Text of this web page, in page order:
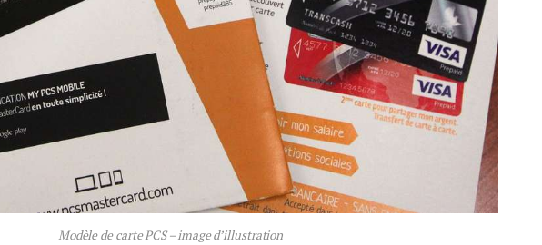
Modèle de carte PCS – image d’illustration